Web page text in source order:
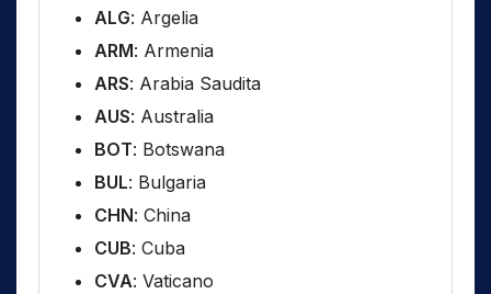
ALG: Argelia
ARM: Armenia
ARS: Arabia Saudita
AUS: Australia
BOT: Botswana
BUL: Bulgaria
CHN: China
CUB: Cuba
CVA: Vaticano